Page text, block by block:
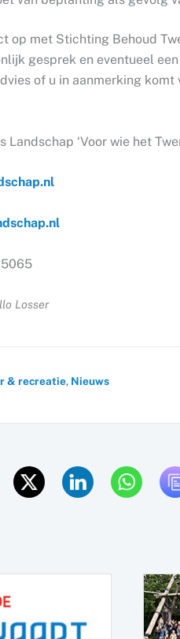
op met Stichting Behoud
gesprek en eventueel
of u in aanmerking
Landschap ‘Voor wie het
Losser
& recreatie, Nieuws